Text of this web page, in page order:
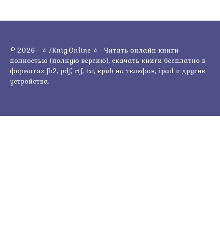
© 2026 - ⭐ 7Knig.Online ⭐ - Читать онлайн книги
полностью (полную версию), скачать книги бесплатно в
форматах fb2, pdf, rtf, txt, epub на телефон, ipad и другие
устройства.